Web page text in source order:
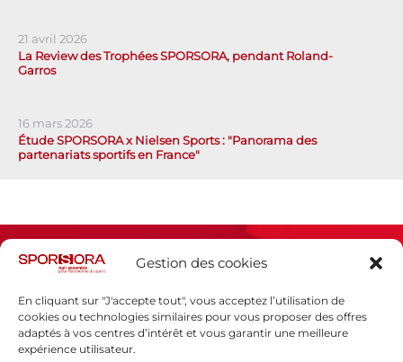
Gestion des cookies
En cliquant sur "J'accepte tout", vous acceptez l’utilisation de
cookies ou technologies similaires pour vous proposer des offres
adaptés à vos centres d’intérêt et vous garantir une meilleure
expérience utilisateur.
21 avril 2026
La Review des Trophées SPORSORA, pendant Roland-
Garros
16 mars 2026
Étude SPORSORA x Nielsen Sports : "Panorama des
partenariats sportifs en France"
Espace presse